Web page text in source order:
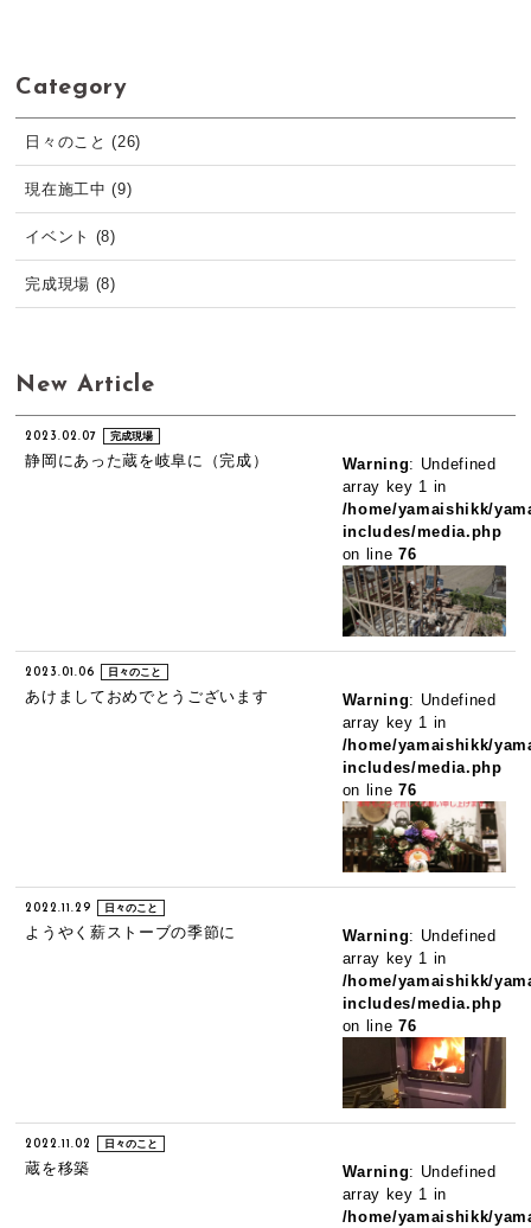
Category
日々のこと (26)
現在施工中 (9)
イベント (8)
完成現場 (8)
New Article
Warning: Undefined
array key 1 in
/home/yamaishikk/
includes/media.php
on line76
2023.02.07 完成現場
静岡にあった蔵を岐阜に（完成）
Warning: Undefined
array key 1 in
/home/yamaishikk/
includes/media.php
on line76
2023.01.06 日々のこと
あけましておめでとうございます
Warning: Undefined
array key 1 in
/home/yamaishikk/
includes/media.php
on line76
2022.11.29 日々のこと
ようやく薪ストーブの季節に
Warning: Undefined
array key 1 in
/home/yamaishikk/
2022.11.02 日々のこと
蔵を移築